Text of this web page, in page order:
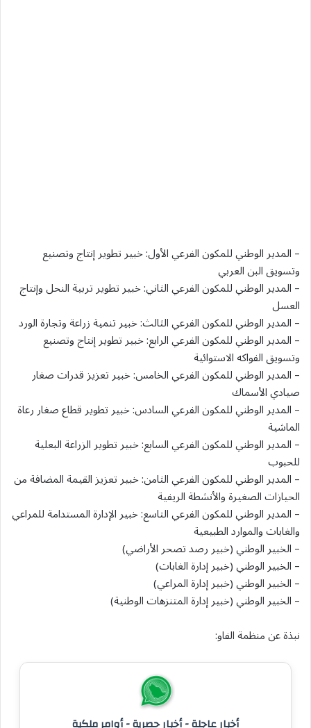
– المدير الوطني للمكون الفرعي الأول: خبير تطوير إنتاج وتصنيع
وتسويق البن العربي
– المدير الوطني للمكون الفرعي الثاني: خبير تطوير تربية النحل وإنتاج
العسل
– المدير الوطني للمكون الفرعي الثالث: خبير تنمية زراعة وتجارة الورد
– المدير الوطني للمكون الفرعي الرابع: خبير تطوير إنتاج وتصنيع
وتسويق الفواكه الاستوائية
– المدير الوطني للمكون الفرعي الخامس: خبير تعزيز قدرات صغار
صيادي الأسماك
– المدير الوطني للمكون الفرعي السادس: خبير تطوير قطاع صغار رعاة
الماشية
– المدير الوطني للمكون الفرعي السابع: خبير تطوير الزراعة البعلية
للحبوب
– المدير الوطني للمكون الفرعي الثامن: خبير تعزيز القيمة المضافة من
الحيازات الصغيرة والأنشطة الريفية
– المدير الوطني للمكون الفرعي التاسع: خبير الإدارة المستدامة للمراعي
والغابات والموارد الطبيعية
– الخبير الوطني (خبير رصد تصحر الأراضي)
– الخبير الوطني (خبير إدارة الغابات)
– الخبير الوطني (خبير إدارة المراعي)
– الخبير الوطني (خبير إدارة المتنزهات الوطنية)
نبذة عن منظمة الفاو:
أخبار عاجلة - أخبار حصرية - أوامر ملكية